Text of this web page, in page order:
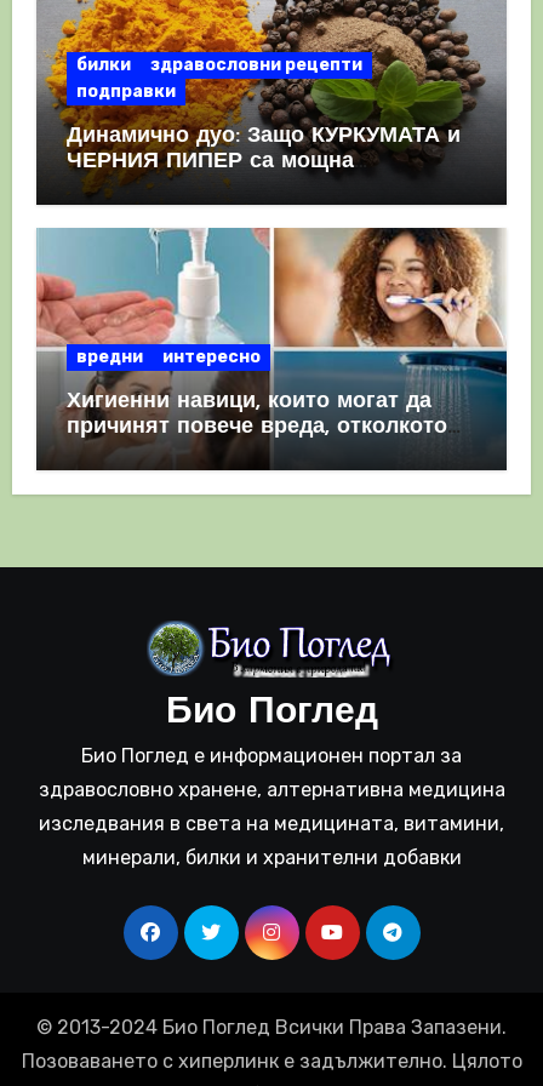
билки
здравословни рецепти
подправки
Динамично дуо: Защо КУРКУМАТА и
ЧЕРНИЯ ПИПЕР са мощна
комбинация
вредни интересно
Хигиенни навици, които могат да
причинят повече вреда, отколкото
полза
Био Поглед
Био Поглед е информационен портал за
здравословно хранене, алтернативна медицина
изследвания в света на медицината, витамини,
минерали, билки и хранителни добавки
© 2013-2024 Био Поглед Всички Права Запазени.
Позоваването с хиперлинк е задължително. Цялото